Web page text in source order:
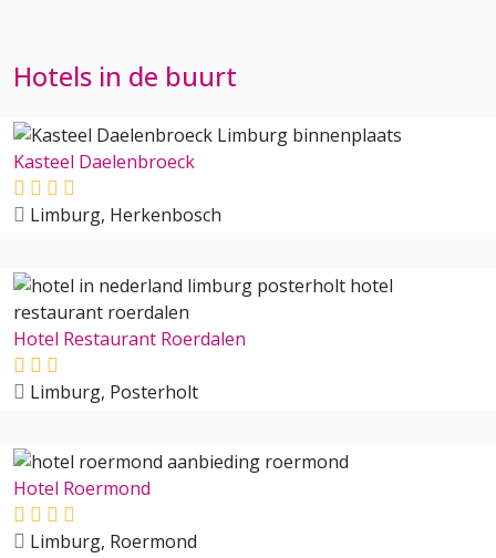
Hotels in de buurt
Kasteel Daelenbroeck
Limburg, Herkenbosch
Hotel Restaurant Roerdalen
Limburg, Posterholt
Hotel Roermond
Limburg, Roermond